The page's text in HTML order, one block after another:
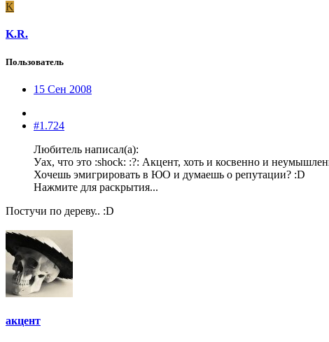
K
K.R.
Пользователь
15 Сен 2008
#1.724
Любитель написал(а):
Уах, что это :shock: :?: Акцент, хоть и косвенно и
Хочешь эмигрировать в ЮО и думаешь о репутации? :D
Нажмите для раскрытия...
Постучи по дереву.. :D
акцент